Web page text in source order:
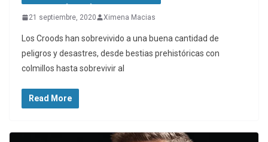
21 septiembre, 2020 Ximena Macias
Los Croods han sobrevivido a una buena cantidad de
peligros y desastres, desde bestias prehistóricas con
colmillos hasta sobrevivir al
Read More